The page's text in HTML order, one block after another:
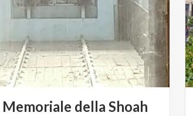
Memoriale della Shoah